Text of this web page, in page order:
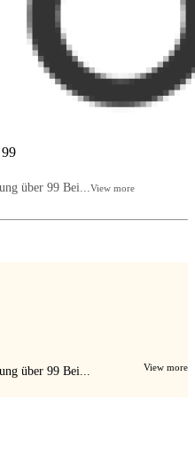
über 99 Bei... View more
über 99 Bei... View more